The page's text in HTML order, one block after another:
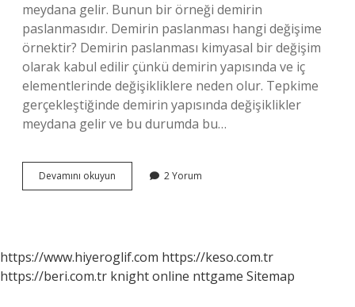
meydana gelir. Bunun bir örneği demirin
paslanmasıdır. Demirin paslanması hangi değişime
örnektir? Demirin paslanması kimyasal bir değişim
olarak kabul edilir çünkü demirin yapısında ve iç
elementlerinde değişikliklere neden olur. Tepkime
gerçekleştiğinde demirin yapısında değişiklikler
meydana gelir ve bu durumda bu…
Devamını okuyun Demirin
Paslanması
2 Yorum
https://www.hiyeroglif.com https://keso.com.tr
https://beri.com.tr knight online nttgame Sitemap